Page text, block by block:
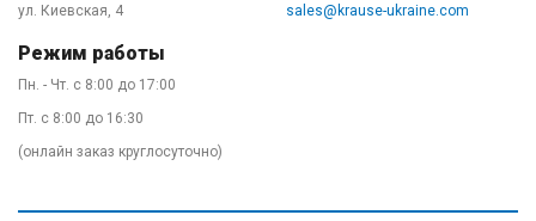
KRAUSE - легко!
ул. Киевская, 4
sales@krause-ukraine.com
Режим работы
Пн. - Чт. с 8:00 до 17:00
Пт. с 8:00 до 16:30
(онлайн заказ круглосуточно)